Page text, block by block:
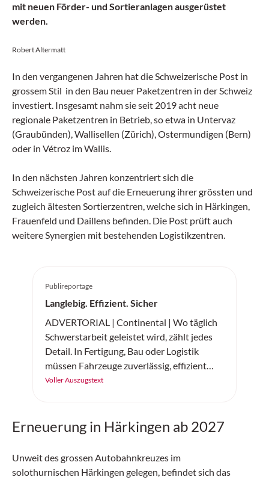
mit neuen Förder- und Sortieranlagen ausgerüstet
werden.
Robert Altermatt
In den vergangenen Jahren hat die Schweizerische Post in
grossem Stil in den Bau neuer Paketzentren in der Schweiz
investiert. Insgesamt nahm sie seit 2019 acht neue
regionale Paketzentren in Betrieb, so etwa in Untervaz
(Graubünden), Wallisellen (Zürich), Ostermundigen (Bern)
oder in Vétroz im Wallis.
In den nächsten Jahren konzentriert sich die
Schweizerische Post auf die Erneuerung ihrer grössten und
zugleich ältesten Sortierzentren, welche sich in Härkingen,
Frauenfeld und Daillens befinden. Die Post prüft auch
weitere Synergien mit bestehenden Logistikzentren.
Publireportage
Langlebig. Effizient. Sicher
ADVERTORIAL | Continental | Wo täglich
Schwerstarbeit geleistet wird, zählt jedes
Detail. In Fertigung, Bau oder Logistik
müssen Fahrzeuge zuverlässig, effizient
und sicher arbeiten. Der «SC20+» von
Höchstleistung auf jedem Untergrund.
Voller Auszugstext
Erneuerung in Härkingen ab 2027
Unweit des grossen Autobahnkreuzes im
solothurnischen Härkingen gelegen, befindet sich das